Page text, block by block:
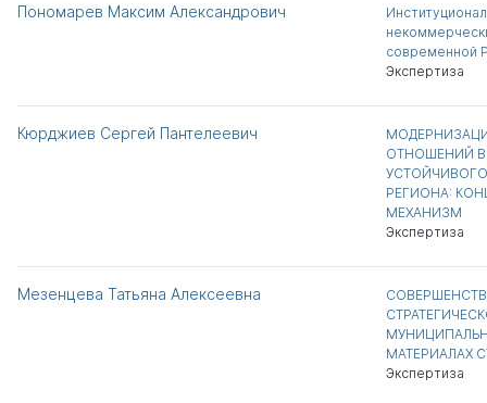
Пономарев Максим Александрович
современной
Экспертиза
Кюрджиев Сергей Пантелеевич
ОТНОШЕНИЙ В
РЕГИОНА:
МЕХАНИЗМ
Экспертиза
Мезенцева Татьяна Алексеевна
МАТЕРИАЛАХ
Экспертиза